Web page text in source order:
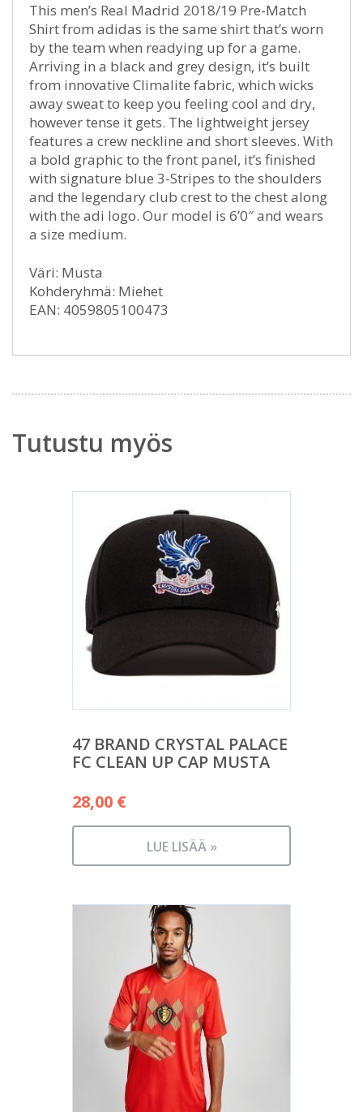
This men’s Real Madrid 2018/19 Pre-Match
Shirt from adidas is the same shirt that’s worn
by the team when readying up for a game.
Arriving in a black and grey design, it’s built
from innovative Climalite fabric, which wicks
away sweat to keep you feeling cool and dry,
however tense it gets. The lightweight jersey
features a crew neckline and short sleeves. With
a bold graphic to the front panel, it’s finished
with signature blue 3-Stripes to the shoulders
and the legendary club crest to the chest along
with the adi logo. Our model is 6’0″ and wears
a size medium.
Väri: Musta
Kohderyhmä: Miehet
EAN: 4059805100473
Tutustu myös
47 BRAND CRYSTAL PALACE
FC CLEAN UP CAP MUSTA
28,00 €
LUE LISÄÄ »